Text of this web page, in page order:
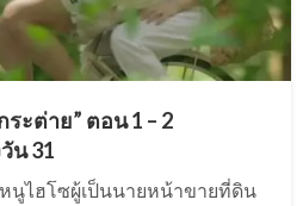
ะต่าย” ตอน 1 – 2
น 31
นูไฮโซผู้เป็นนายหน้าขายที่ดิน